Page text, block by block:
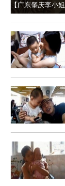
【广东肇庆李小姐